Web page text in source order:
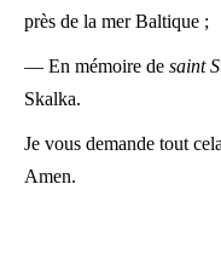
près de la mer Baltique ;
— En mémoire de saint
Skalka.
Je vous demande tout
Amen.